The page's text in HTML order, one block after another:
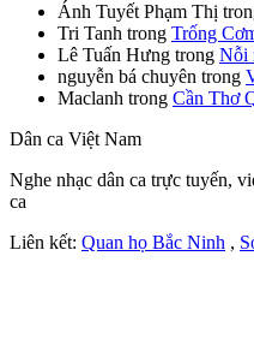
Ánh Tuyết Phạm Thị
Tri Tanh trong Trống
Lê Tuấn Hưng trong Nỗi
nguyễn bá chuyên trong
Maclanh trong Cần Thơ
Dân ca Việt Nam
Nghe nhạc dân ca trực tuyến,
ca
Liên kết: Quan họ Bắc Ninh ,